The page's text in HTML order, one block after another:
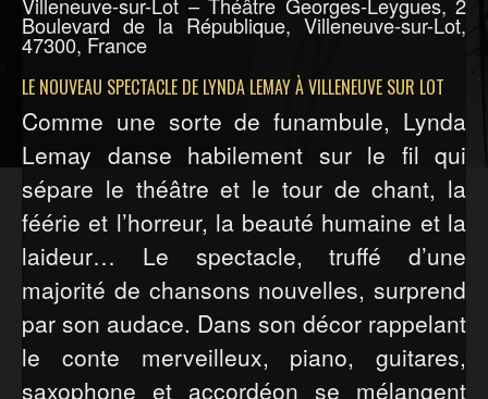
Boulevard de la République, Villeneuve-sur-Lot,
47300, France
LE NOUVEAU SPECTACLE DE LYNDA LEMAY À VILLENEUVE SUR LOT
Comme une sorte de funambule, Lynda
Lemay danse habilement sur le fil qui
sépare le théâtre et le tour de chant, la
féérie et l’horreur, la beauté humaine et la
laideur… Le spectacle, truffé d’une
majorité de chansons nouvelles, surprend
par son audace. Dans son décor rappelant
le conte merveilleux, piano, guitares,
saxophone et accordéon se mélangent